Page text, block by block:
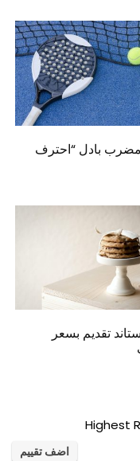
بادل “احترف
تقديم بسعر
Highest
اضف تقييم